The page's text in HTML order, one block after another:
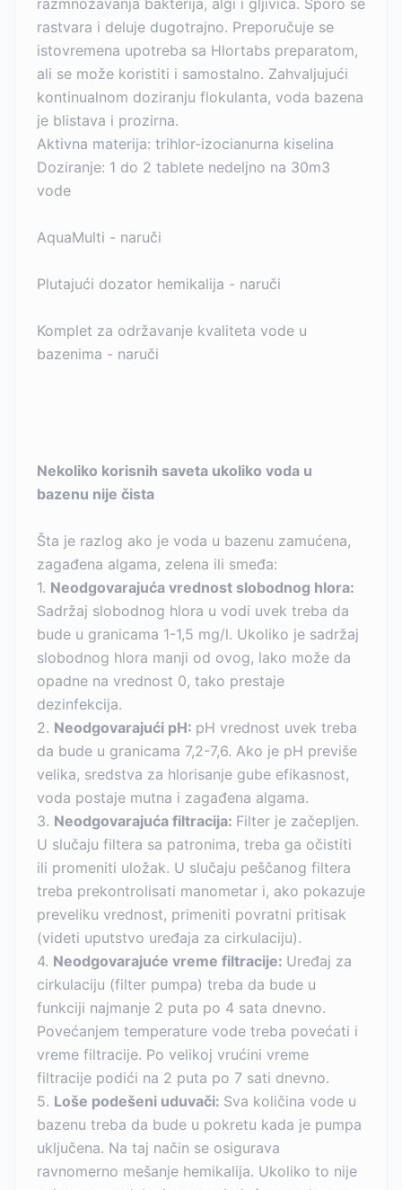
razmnožavanja bakterija, algi i gljivica. Sporo se
rastvara i deluje dugotrajno. Preporučuje se
istovremena upotreba sa Hlortabs preparatom,
ali se može koristiti i samostalno. Zahvaljujući
kontinualnom doziranju flokulanta, voda bazena
je blistava i prozirna.
Aktivna materija: trihlor-izocianurna kiselina
Doziranje: 1 do 2 tablete nedeljno na 30m3
vode
AquaMulti - naruči
Plutajući dozator hemikalija - naruči
Komplet za održavanje kvaliteta vode u
bazenima - naruči
Nekoliko korisnih saveta ukoliko voda u
bazenu nije čista
Šta je razlog ako je voda u bazenu zamućena,
zagađena algama, zelena ili smeđa:
1. Neodgovarajuća vrednost slobodnog hlora:
Sadržaj slobodnog hlora u vodi uvek treba da
bude u granicama 1-1,5 mg/l. Ukoliko je sadržaj
slobodnog hlora manji od ovog, lako može da
opadne na vrednost 0, tako prestaje
dezinfekcija.
2. Neodgovarajući pH: pH vrednost uvek treba
da bude u granicama 7,2-7,6. Ako je pH previše
velika, sredstva za hlorisanje gube efikasnost,
voda postaje mutna i zagađena algama.
3. Neodgovarajuća filtracija: Filter je začepljen.
U slučaju filtera sa patronima, treba ga očistiti
ili promeniti uložak. U slučaju peščanog filtera
treba prekontrolisati manometar i, ako pokazuje
preveliku vrednost, primeniti povratni pritisak
(videti uputstvo uređaja za cirkulaciju).
4. Neodgovarajuće vreme filtracije: Uređaj za
cirkulaciju (filter pumpa) treba da bude u
funkciji najmanje 2 puta po 4 sata dnevno.
Povećanjem temperature vode treba povećati i
vreme filtracije. Po velikoj vrućini vreme
filtracije podići na 2 puta po 7 sati dnevno.
5. Loše podešeni uduvači: Sva količina vode u
bazenu treba da bude u pokretu kada je pumpa
uključena. Na taj način se osigurava
ravnomerno mešanje hemikalija. Ukoliko to nije